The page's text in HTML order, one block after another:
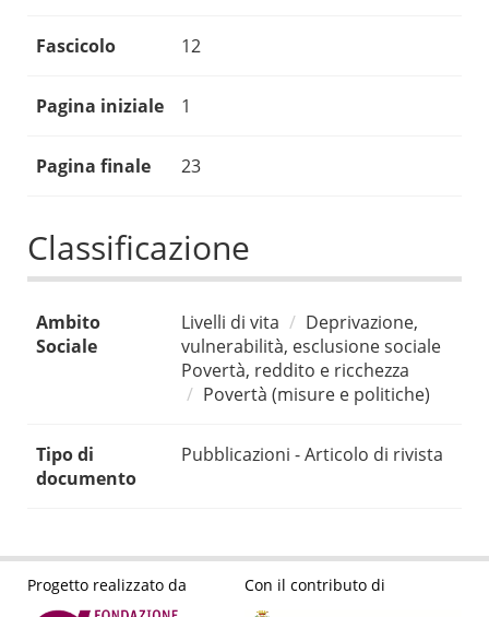
Fascicolo 12
Pagina iniziale 1
Pagina finale 23
Classificazione
Ambito
Sociale
Livelli di vita
Deprivazione,
vulnerabilità, esclusione sociale
Povertà, reddito e ricchezza
Povertà (misure e politiche)
Tipo di
documento
Pubblicazioni - Articolo di rivista
Progetto realizzato da Con il contributo di